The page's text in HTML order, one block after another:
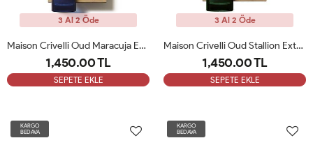
3 Al 2 Öde
Maison Crivelli Oud Maracuja Extrait De Parfüm 50 Ml Erkek Parfüm ARC
1,450.00 TL
SEPETE EKLE
3 Al 2 Öde
Maison Crivelli Oud Stallion Extrait 50 Ml Erkek Parfüm ARC
1,450.00 TL
SEPETE EKLE
KARGO
BEDAVA
KARGO
BEDAVA